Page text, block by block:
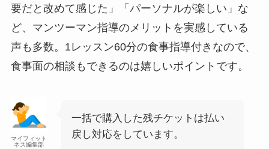
要だと改めて感じた」「パーソナルが楽しい」な
ど、マンツーマン指導のメリットを実感している
声も多数。1レッスン60分の食事指導付きなので、
食事面の相談もできるのは嬉しいポイントです。
マイフィット
ネス編集部
一括で購入した残チケットは払い
戻し対応をしています。